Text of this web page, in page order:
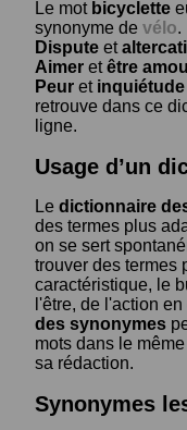
Le mot bicyclette
synonyme de vélo.
Dispute et
Aimer etêtre
Peur et inquiétude
retrouve dans ce
ligne.
Usage d’un
Le dictionnaire
des termes plus
on se sert
trouver des termes
caractéristique, le
l'être, de l'action
des synonymes
mots dans le
sa rédaction.
Synonymes